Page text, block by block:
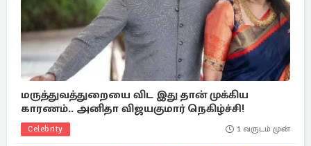
மருத்துவத்துறையை விட இது தான் முக்கிய
காரணம்.. அனிதா விஜயகுமார் நெகிழ்ச்சி!
Celebrity 1 வருடம் முன்